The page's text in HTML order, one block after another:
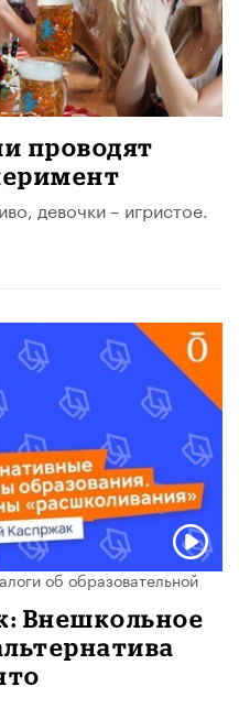
проводят
девочки – игристое.
об образовательной
Внешкольное